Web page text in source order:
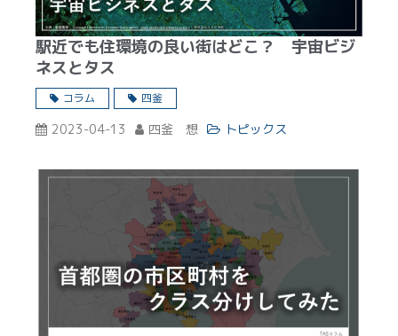
駅近でも住環境の良い街はどこ？ 宇宙ビジ
ネスとタス
コラム 四釜
2023-04-13 四釜 想 トピックス